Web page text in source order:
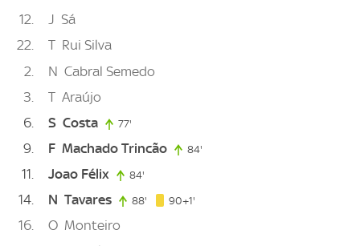
12 J Sá
22
T Rui Silva
2
N Cabral Semedo
3
T Araújo
6
S Costa 77'
9 F Machado Trincão 84'
11 Joao Félix 84'
14 N Tavares 88' 88. minute
90+1'
16 O Monteiro